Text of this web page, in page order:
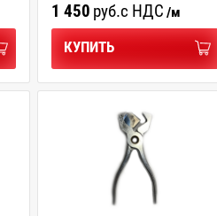
1 450 руб.с НДС /м
КУПИТЬ